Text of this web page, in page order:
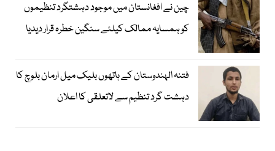
چین نے افغانستان میں موجود دہشتگرد تنظیموں
کو ہمسایہ ممالک کیلئے سنگین خطرہ قرار دیدیا
فتنہ الہندوستان کے ہاتھوں بلیک میل ارمان بلوچ کا
دہشت گرد تنظیم سے لاتعلقی کا اعلان